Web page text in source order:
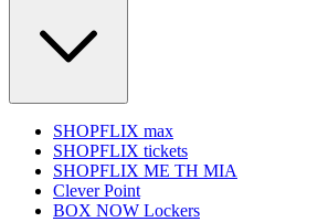
SHOPFLIX max
SHOPFLIX tickets
SHOPFLIX ΜΕ ΤΗ ΜΙΑ
Clever Point
BOX NOW Lockers